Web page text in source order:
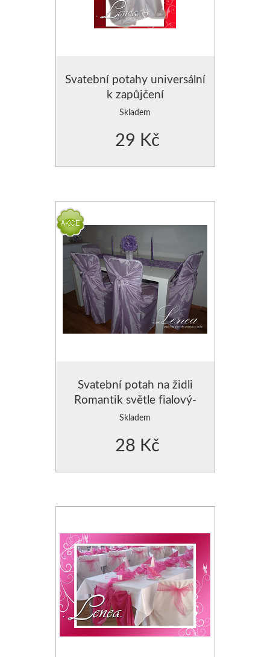
Svatební potahy universální
k zapůjčení
Skladem
29 Kč
Svatební potah na židli
Romantik světle fialový-
zapůjčení
Skladem
28 Kč